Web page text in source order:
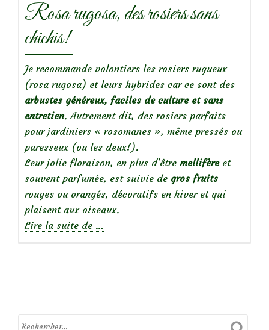
Rosa rugosa, des rosiers sans
chichis!
Je recommande volontiers les rosiers rugueux
(rosa rugosa) et leurs hybrides car ce sont des
arbustes généreux, faciles de culture et sans
entretien. Autrement dit, des rosiers parfaits
pour jardiniers « rosomanes », même pressés ou
paresseux (ou les deux!).
Leur jolie floraison, en plus d’être mellifèreet
souvent parfumée, est suivie de gros fruits
rouges ou orangés, décoratifs en hiver et qui
plaisent aux oiseaux.
Lire la suite de à
des
sans
…